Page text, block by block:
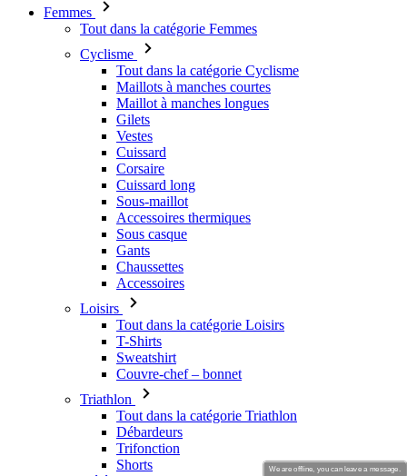
Femmes
Tout dans la catégorie Femmes
Cyclisme
Tout dans la catégorie Cyclisme
Maillots à manches courtes
Maillot à manches longues
Gilets
Vestes
Cuissard
Corsaire
Cuissard long
Sous-maillot
Accessoires thermiques
Sous casque
Gants
Chaussettes
Accessoires
Loisirs
Tout dans la catégorie Loisirs
T-Shirts
Sweatshirt
Couvre-chef – bonnet
Triathlon
Tout dans la catégorie Triathlon
Débardeurs
Trifonction
Shorts
We are offline, you can leave a message.